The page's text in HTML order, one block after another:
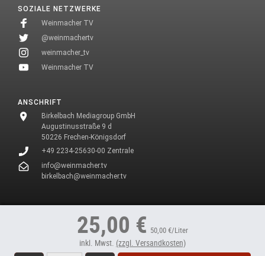
25,00 € 50,00 €/Liter
inkl. Mwst. (zzgl. Versandkosten)
ANSCHRIFT
Birkelbach Mediagroup GmbH
Augustinusstraße 9 d
50226 Frechen-Königsdorf
+49 2234-25630-00 Zentrale
info@weinmacher.tv
birkelbach@weinmacher.tv
Personenbezeichnungen die männliche Form.
SOZIALE NETZWERKE
Weinmacher TV
@weinmachertv
weinmacher_tv
Weinmacher TV